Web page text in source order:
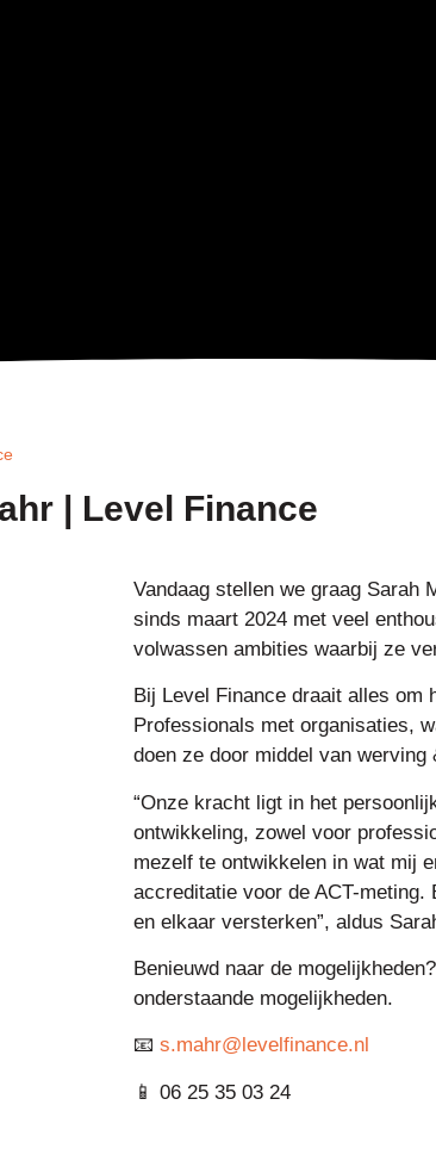
| Level Finance
Vandaag stellen we graag Sarah
sinds maart 2024 met veel
volwassen ambities waarbij ze
Bij Level Finance draait alles om
Professionals met organisaties,
doen ze door middel van
“Onze kracht ligt in het
ontwikkeling, zowel voor
mezelf te ontwikkelen in wat mij
accreditatie voor de ACT-
en elkaar versterken”, aldus
Benieuwd naar de
onderstaande mogelijkheden.
📧 s.mahr@levelfinance.nl
📱 06 25 35 03 24